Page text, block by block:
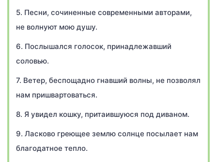
5. Песни, сочиненные современными авторами,
не волнуют мою душу.
6. Послышался голосок, принадлежавший
соловью.
7. Ветер, беспощадно гнавший волны, не позволял
нам пришвартоваться.
8. Я увидел кошку, притаившуюся под диваном.
9. Ласково греющее землю солнце посылает нам
благодатное тепло.